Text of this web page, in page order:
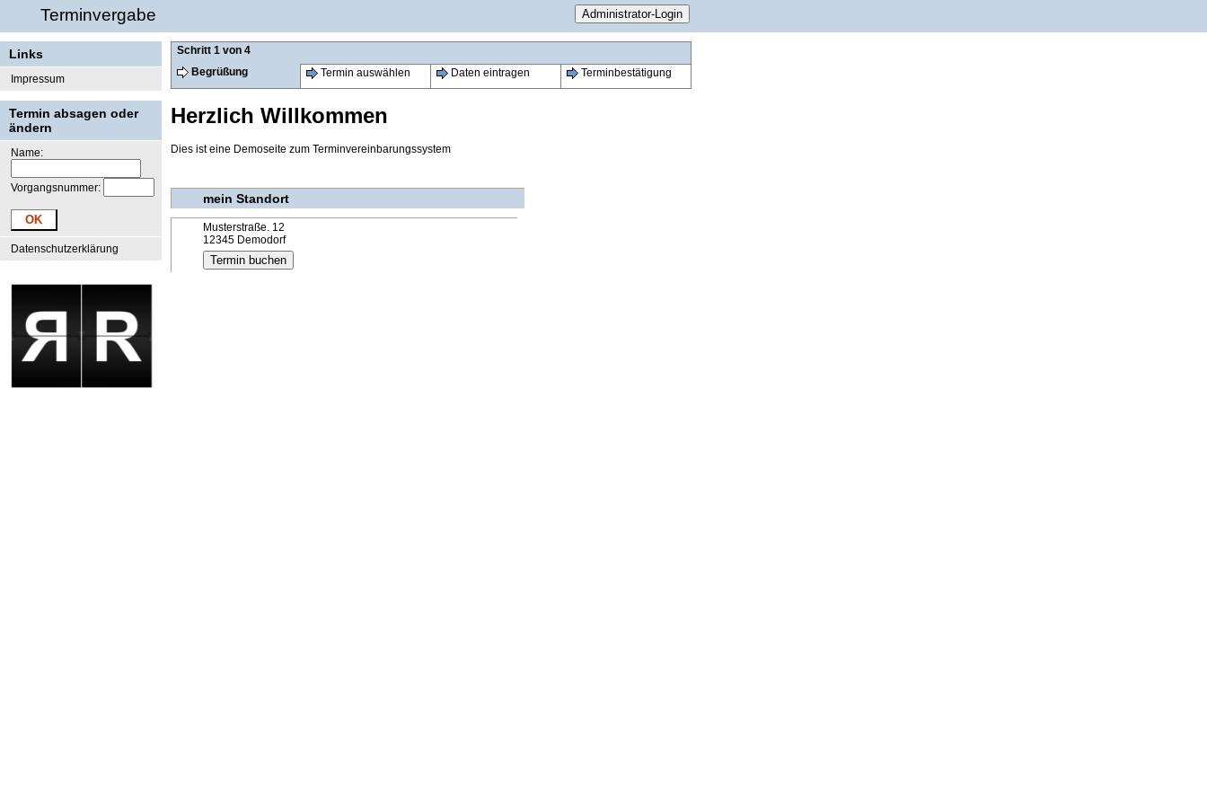
Terminvergabe
Links
Impressum
Termin absagen oder
ändern
Name:
Vorgangsnummer:
Datenschutzerklärung
Schritt 1 von 4
Begrüßung
Termin auswählen Daten eintragen Terminbestätigung
Herzlich Willkommen
Dies ist eine Demoseite zum Terminvereinbarungssystem
mein Standort
Musterstraße. 12
12345 Demodorf
Termin buchen